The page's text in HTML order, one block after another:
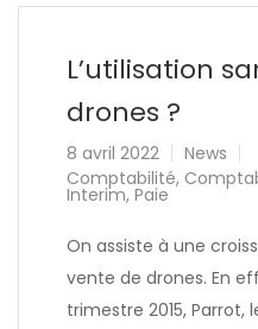
L’utilisation
drones ?
8 avril 2022
News
Comptabilité,
Interim, Paie
On assiste à une
vente de drones. En
trimestre 2015, Parrot,